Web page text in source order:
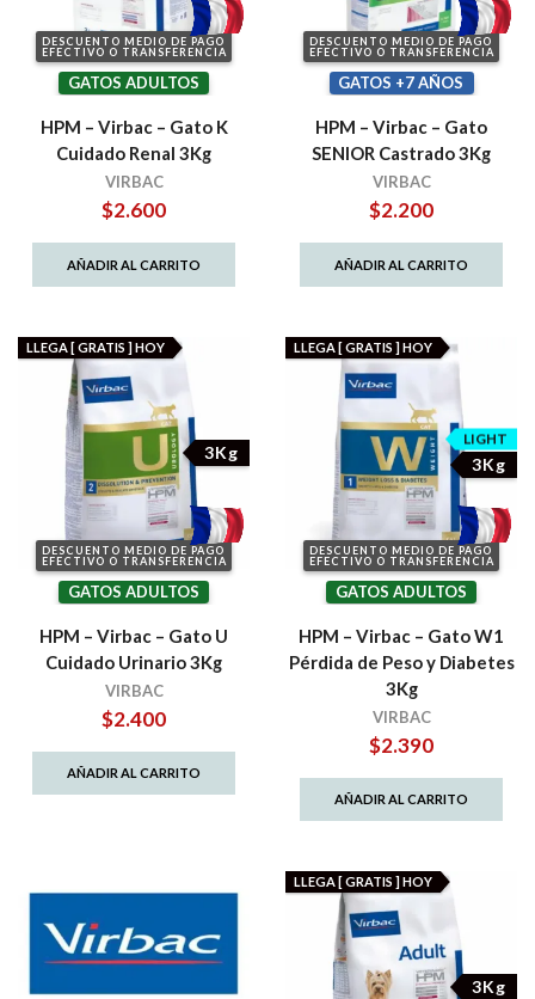
DESCUENTO MEDIO DE PAGO
EFECTIVO O TRANSFERENCIA
GATOS ADULTOS
HPM – Virbac – Gato K
Cuidado Renal 3Kg
VIRBAC
$2.600
AÑADIR AL CARRITO
DESCUENTO MEDIO DE PAGO
EFECTIVO O TRANSFERENCIA
GATOS +7 AÑOS
HPM – Virbac – Gato
SENIOR Castrado 3Kg
VIRBAC
$2.200
AÑADIR AL CARRITO
DESCUENTO MEDIO DE PAGO
EFECTIVO O TRANSFERENCIA
3Kg
LLEGA [ GRATIS ] HOY
GATOS ADULTOS
HPM – Virbac – Gato U
Cuidado Urinario 3Kg
VIRBAC
$2.400
AÑADIR AL CARRITO
LIGHT
3Kg
DESCUENTO MEDIO DE PAGO
EFECTIVO O TRANSFERENCIA
LLEGA [ GRATIS ] HOY
GATOS ADULTOS
HPM – Virbac – Gato W1
Pérdida de Peso y Diabetes
3Kg
VIRBAC
$2.390
AÑADIR AL CARRITO
3Kg
LLEGA [ GRATIS ] HOY